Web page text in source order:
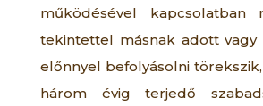
működésével
tekintettel másnak adott
előnnyel befolyásolni
három évig terjedő